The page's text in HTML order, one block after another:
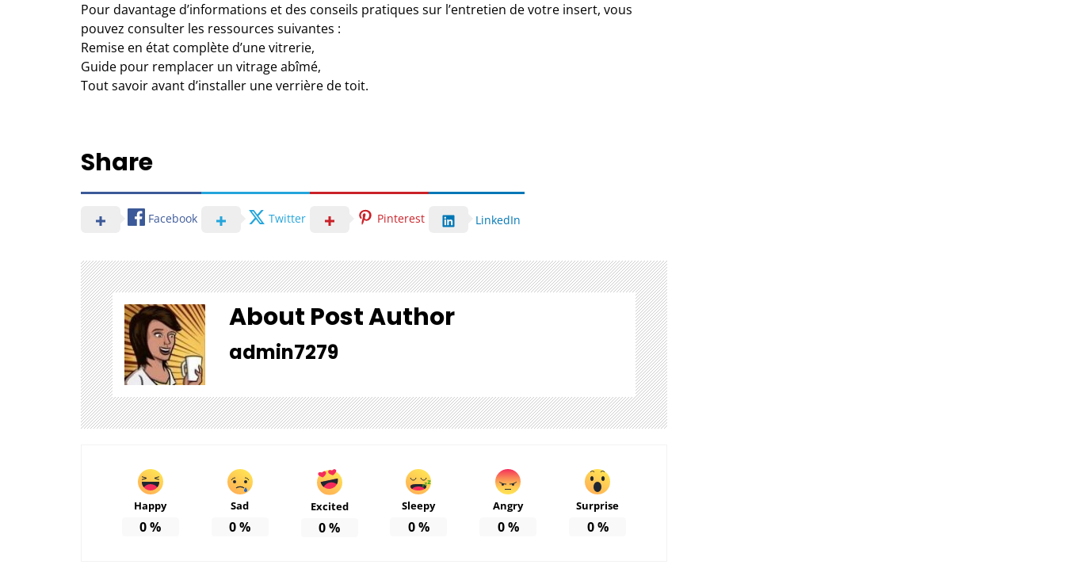
Pour davantage d’informations et des conseils pratiques sur l’entretien de votre insert, vous
pouvez consulter les ressources suivantes :
Remise en état complète d’une vitrerie,
Guide pour remplacer un vitrage abîmé,
Tout savoir avant d’installer une verrière de toit.
Share
Facebook Twitter Pinterest LinkedIn
About Post Author
admin7279
Happy
0%
Sad
0%
Excited
0%
Sleepy
0%
Angry
0%
Surprise
0%